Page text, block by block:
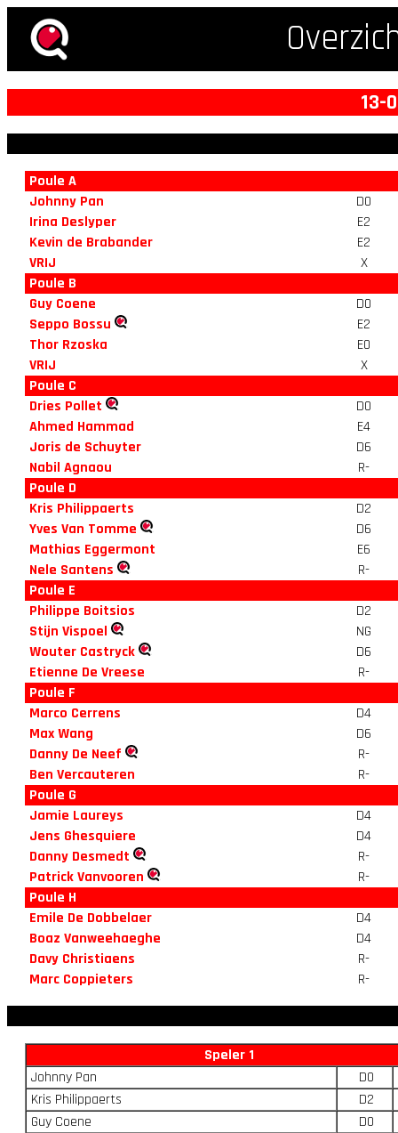
13-
Poule A
Johnny Pan
D0
Irina Deslyper
E2
Kevin de Brabander
E2
VRIJ
X
Poule B
Guy Coene
D0
Seppo Bossu
E2
Thor Rzoska
E0
VRIJ
X
Poule C
Dries Pollet
D0
Ahmed Hammad
E4
Joris de Schuyter
D6
Nabil Agnaou
R-
Poule D
Kris Philippaerts
D2
Yves Van Tomme
D6
Mathias Eggermont
E6
Nele Santens
R-
Poule E
Philippe Boitsios
D2
Stijn Vispoel
NG
Wouter Castryck
D6
Etienne De Vreese
R-
Poule F
Marco Cerrens
D4
Max Wang
D6
Danny De Neef
R-
Ben Vercauteren
R-
Poule G
Jamie Laureys
D4
Jens Ghesquiere
D4
Danny Desmedt
R-
Patrick Vanvooren
R-
Poule H
Emile De Dobbelaer
D4
Boaz Vanweehaeghe
D4
Davy Christiaens
R-
Marc Coppieters
R-
Speler 1
Johnny Pan
D0
Kris Philippaerts
D2
Guy Coene
D0